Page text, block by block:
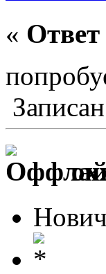
« Ответ
Записан